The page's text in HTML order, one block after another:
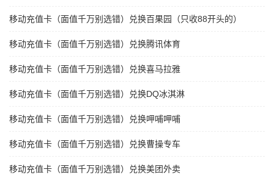
移动充值卡（面值千万别选错）兑换百果园（只收88开头的）
移动充值卡（面值千万别选错）兑换腾讯体育
移动充值卡（面值千万别选错）兑换喜马拉雅
移动充值卡（面值千万别选错）兑换DQ冰淇淋
移动充值卡（面值千万别选错）兑换呷哺呷哺
移动充值卡（面值千万别选错）兑换曹操专车
移动充值卡（面值千万别选错）兑换美团外卖